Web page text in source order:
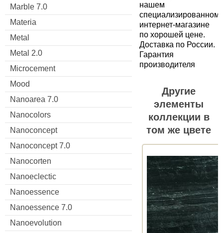
Marble 7.0
Materia
Metal
Metal 2.0
Microcement
Mood
Nanoarea 7.0
Nanocolors
Nanoconcept
Nanoconcept 7.0
Nanocorten
Nanoeclectic
Nanoessence
Nanoessence 7.0
Nanoevolution
нашем
специализированном
интернет-магазине
по хорошей цене.
Доставка по России.
Гарантия
производителя
Другие
элементы
коллекции в
том же цвете